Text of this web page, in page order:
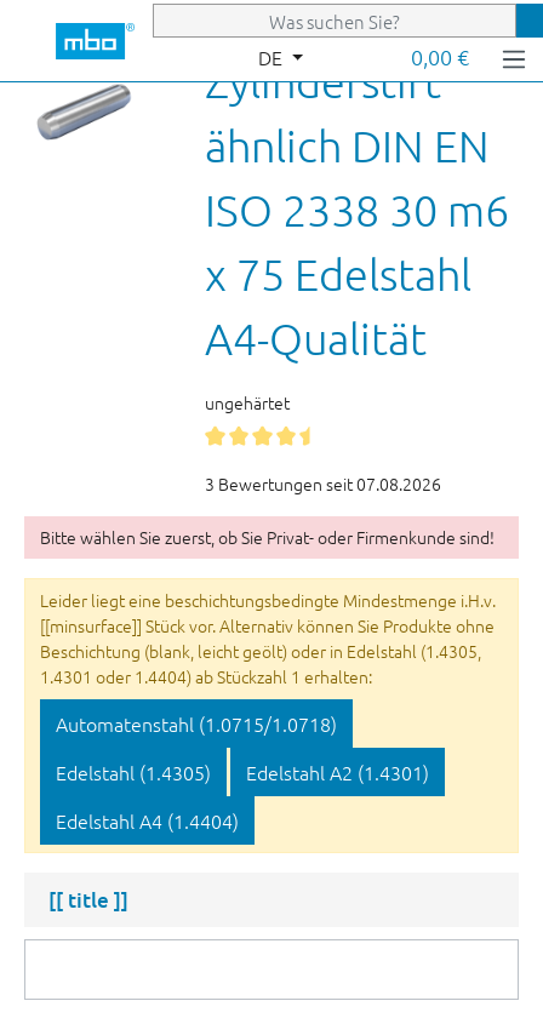
Zum Hauptinhalt springen
DE 0,00 €
Zylinderstift
ähnlich DIN EN
ISO 2338 30 m6
x 75 Edelstahl
A4-Qualität
ungehärtet
3 Bewertungen seit 07.08.2026
Bitte wählen Sie zuerst, ob Sie Privat- oder Firmenkunde sind!
Leider liegt eine beschichtungsbedingte Mindestmenge i.H.v.
[[minsurface]] Stück vor. Alternativ können Sie Produkte ohne
Beschichtung (blank, leicht geölt) oder in Edelstahl (1.4305,
1.4301 oder 1.4404) ab Stückzahl 1 erhalten:
Automatenstahl (1.0715/1.0718)
Edelstahl (1.4305)
Edelstahl A2 (1.4301)
Edelstahl A4 (1.4404)
[[ title ]]